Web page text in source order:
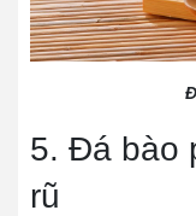
5. Đá bào
rũ